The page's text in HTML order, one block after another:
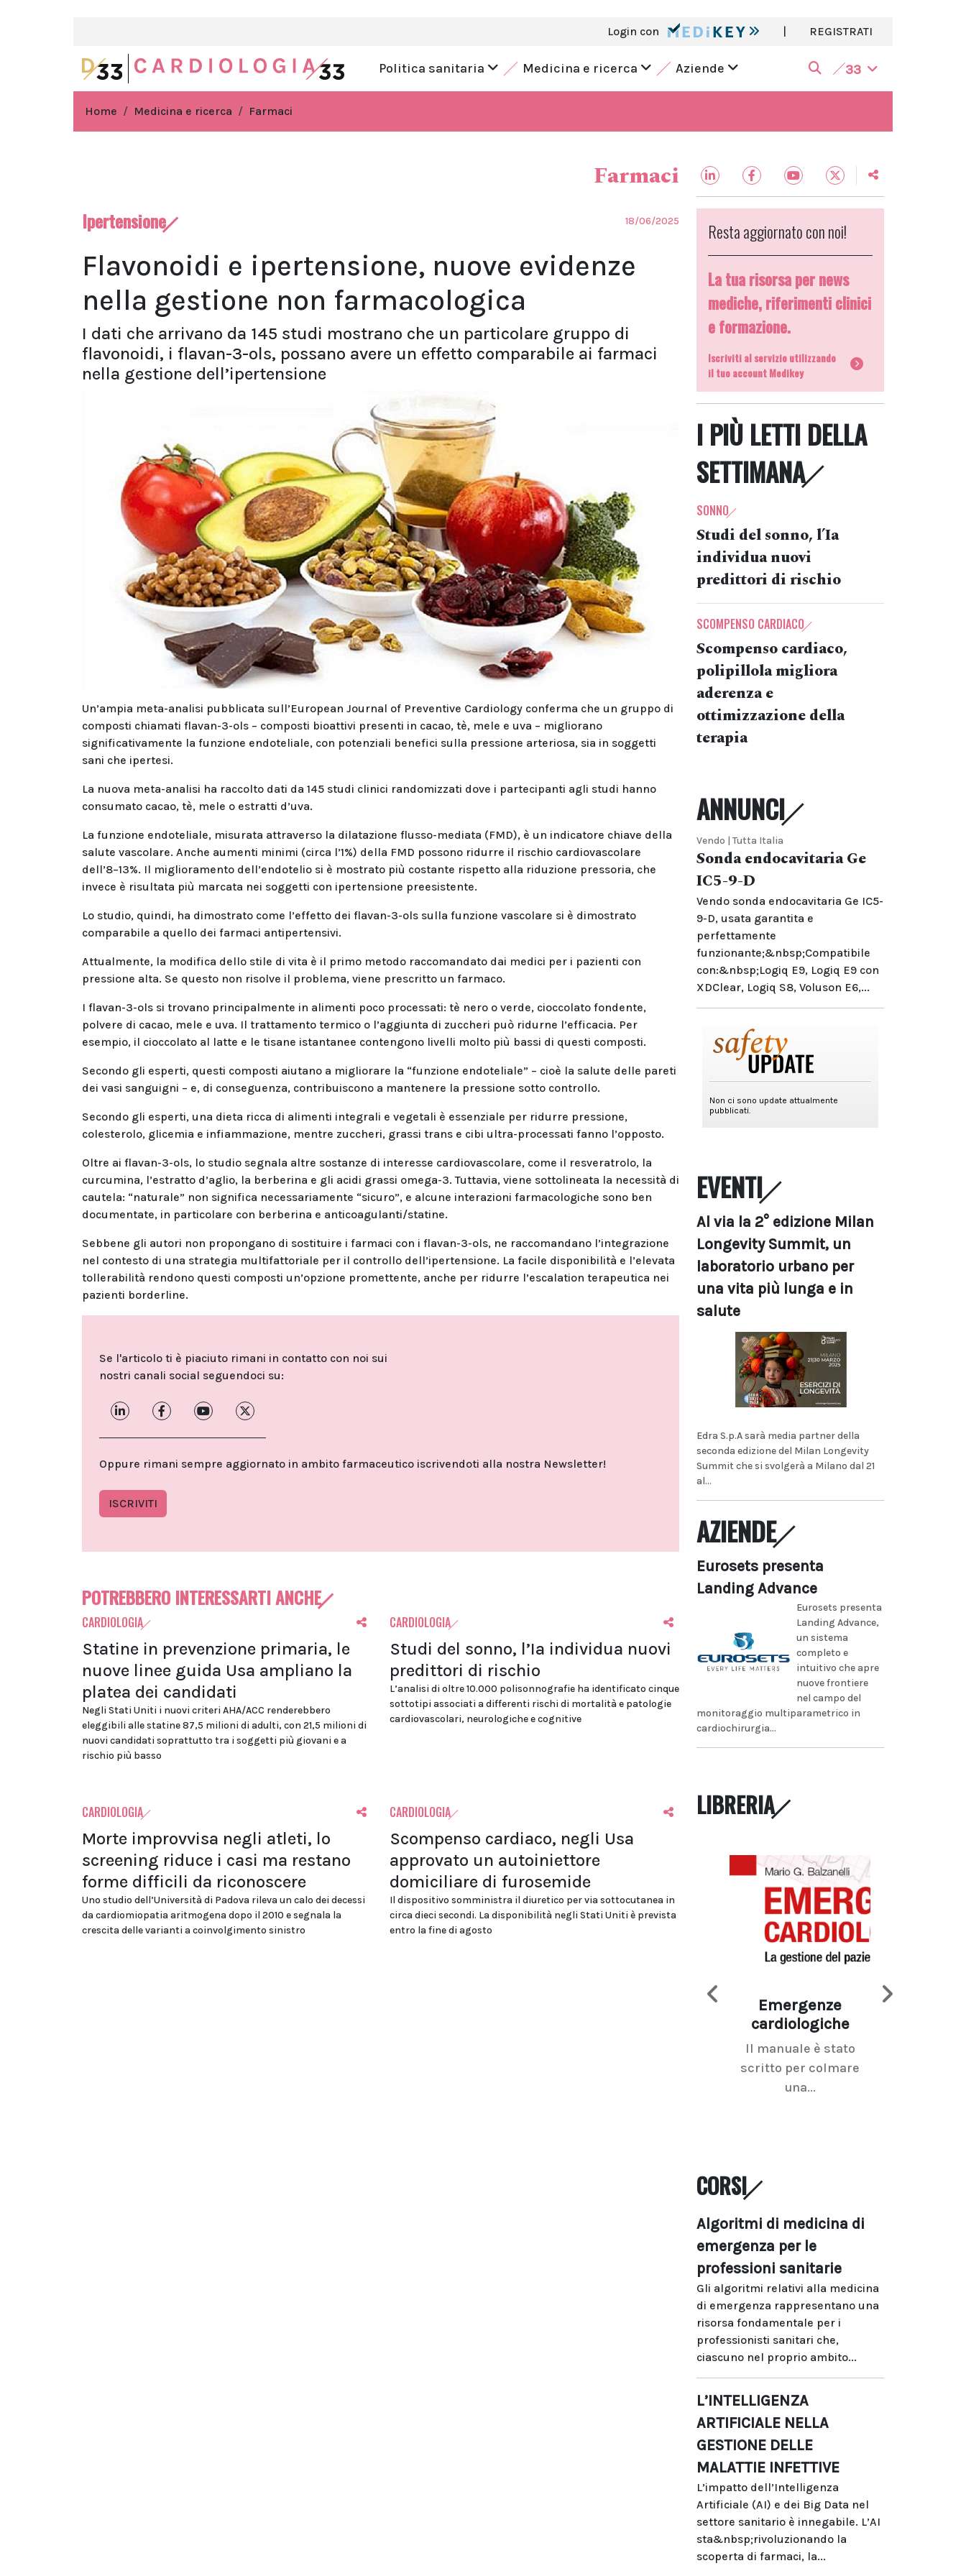
Login con | REGISTRATI
Politica sanitaria Medicina e ricerca Aziende 33
Home Medicina e ricerca Farmaci
Farmaci
Ipertensione 18/06/2025
Flavonoidi e ipertensione, nuove evidenze
nella gestione non farmacologica
I dati che arrivano da 145 studi mostrano che un particolare gruppo di
flavonoidi, i flavan-3-ols, possano avere un effetto comparabile ai farmaci
nella gestione dell’ipertensione
Un’ampia meta-analisi pubblicata sull’European Journal of Preventive Cardiology conferma che un gruppo di
composti chiamati flavan-3-ols – composti bioattivi presenti in cacao, tè, mele e uva – migliorano
significativamente la funzione endoteliale, con potenziali benefici sulla pressione arteriosa, sia in soggetti
sani che ipertesi.
La nuova meta-analisi ha raccolto dati da 145 studi clinici randomizzati dove i partecipanti agli studi hanno
consumato cacao, tè, mele o estratti d’uva.
La funzione endoteliale, misurata attraverso la dilatazione flusso-mediata (FMD), è un indicatore chiave della
salute vascolare. Anche aumenti minimi (circa l’1%) della FMD possono ridurre il rischio cardiovascolare
dell’8–13%. Il miglioramento dell’endotelio si è mostrato più costante rispetto alla riduzione pressoria, che
invece è risultata più marcata nei soggetti con ipertensione preesistente.
Lo studio, quindi, ha dimostrato come l’effetto dei flavan-3-ols sulla funzione vascolare si è dimostrato
comparabile a quello dei farmaci antipertensivi.
Attualmente, la modifica dello stile di vita è il primo metodo raccomandato dai medici per i pazienti con
pressione alta. Se questo non risolve il problema, viene prescritto un farmaco.
I flavan-3-ols si trovano principalmente in alimenti poco processati: tè nero o verde, cioccolato fondente,
polvere di cacao, mele e uva. Il trattamento termico o l’aggiunta di zuccheri può ridurne l’efficacia. Per
esempio, il cioccolato al latte e le tisane istantanee contengono livelli molto più bassi di questi composti.
Secondo gli esperti, questi composti aiutano a migliorare la “funzione endoteliale” – cioè la salute delle pareti
dei vasi sanguigni – e, di conseguenza, contribuiscono a mantenere la pressione sotto controllo.
Secondo gli esperti, una dieta ricca di alimenti integrali e vegetali è essenziale per ridurre pressione,
colesterolo, glicemia e infiammazione, mentre zuccheri, grassi trans e cibi ultra-processati fanno l’opposto.
Oltre ai flavan-3-ols, lo studio segnala altre sostanze di interesse cardiovascolare, come il resveratrolo, la
curcumina, l’estratto d’aglio, la berberina e gli acidi grassi omega-3. Tuttavia, viene sottolineata la necessità di
cautela: “naturale” non significa necessariamente “sicuro”, e alcune interazioni farmacologiche sono ben
documentate, in particolare con berberina e anticoagulanti/statine.
Sebbene gli autori non propongano di sostituire i farmaci con i flavan-3-ols, ne raccomandano l’integrazione
nel contesto di una strategia multifattoriale per il controllo dell’ipertensione. La facile disponibilità e l’elevata
tollerabilità rendono questi composti un’opzione promettente, anche per ridurre l’escalation terapeutica nei
pazienti borderline.
Se l'articolo ti è piaciuto rimani in contatto con noi sui
nostri canali social seguendoci su:
Oppure rimani sempre aggiornato in ambito farmaceutico iscrivendoti alla nostra Newsletter!
ISCRIVITI
POTREBBERO INTERESSARTI ANCHE
CARDIOLOGIA
Statine in prevenzione primaria, le
nuove linee guida Usa ampliano la
platea dei candidati
Negli Stati Uniti i nuovi criteri AHA/ACC renderebbero
eleggibili alle statine 87,5 milioni di adulti, con 21,5 milioni di
nuovi candidati soprattutto tra i soggetti più giovani e a
rischio più basso
CARDIOLOGIA
Studi del sonno, l’Ia individua nuovi
predittori di rischio
L’analisi di oltre 10.000 polisonnografie ha identificato cinque
sottotipi associati a differenti rischi di mortalità e patologie
cardiovascolari, neurologiche e cognitive
CARDIOLOGIA
Morte improvvisa negli atleti, lo
screening riduce i casi ma restano
forme difficili da riconoscere
Uno studio dell’Università di Padova rileva un calo dei decessi
da cardiomiopatia aritmogena dopo il 2010 e segnala la
crescita delle varianti a coinvolgimento sinistro
CARDIOLOGIA
Scompenso cardiaco, negli Usa
approvato un autoiniettore
domiciliare di furosemide
Il dispositivo somministra il diuretico per via sottocutanea in
circa dieci secondi. La disponibilità negli Stati Uniti è prevista
entro la fine di agosto
Resta aggiornato con noi!
La tua risorsa per news
mediche, riferimenti clinici
e formazione.
Iscriviti al servizio utilizzando
il tuo account Medikey
I PIÙ LETTI DELLA
SETTIMANA
SONNO
Studi del sonno, l’Ia
individua nuovi
predittori di rischio
SCOMPENSO CARDIACO
Scompenso cardiaco,
polipillola migliora
aderenza e
ottimizzazione della
terapia
ANNUNCI
Vendo | Tutta Italia
Sonda endocavitaria Ge
IC5-9-D
Vendo sonda endocavitaria Ge IC5-
9-D, usata garantita e
perfettamente
funzionante;&nbsp;Compatibile
con:&nbsp;Logiq E9, Logiq E9 con
XDClear, Logiq S8, Voluson E6,...
EVENTI
Al via la 2° edizione Milan
Longevity Summit, un
laboratorio urbano per
una vita più lunga e in
salute
Edra S.p.A sarà media partner della
seconda edizione del Milan Longevity
Summit che si svolgerà a Milano dal 21
al...
AZIENDE
Eurosets presenta
Landing Advance
Eurosets presenta
Landing Advance,
un sistema
completo e
intuitivo che apre
nuove frontiere
nel campo del
monitoraggio multiparametrico in
cardiochirurgia...
LIBRERIA
Emergenze
cardiologiche
Il manuale è stato
scritto per colmare
una...
CORSI
Algoritmi di medicina di
emergenza per le
professioni sanitarie
Gli algoritmi relativi alla medicina
di emergenza rappresentano una
risorsa fondamentale per i
professionisti sanitari che,
ciascuno nel proprio ambito...
L’INTELLIGENZA
ARTIFICIALE NELLA
GESTIONE DELLE
MALATTIE INFETTIVE
L’impatto dell’Intelligenza
Artificiale (AI) e dei Big Data nel
settore sanitario è innegabile. L’AI
sta&nbsp;rivoluzionando la
scoperta di farmaci, la...